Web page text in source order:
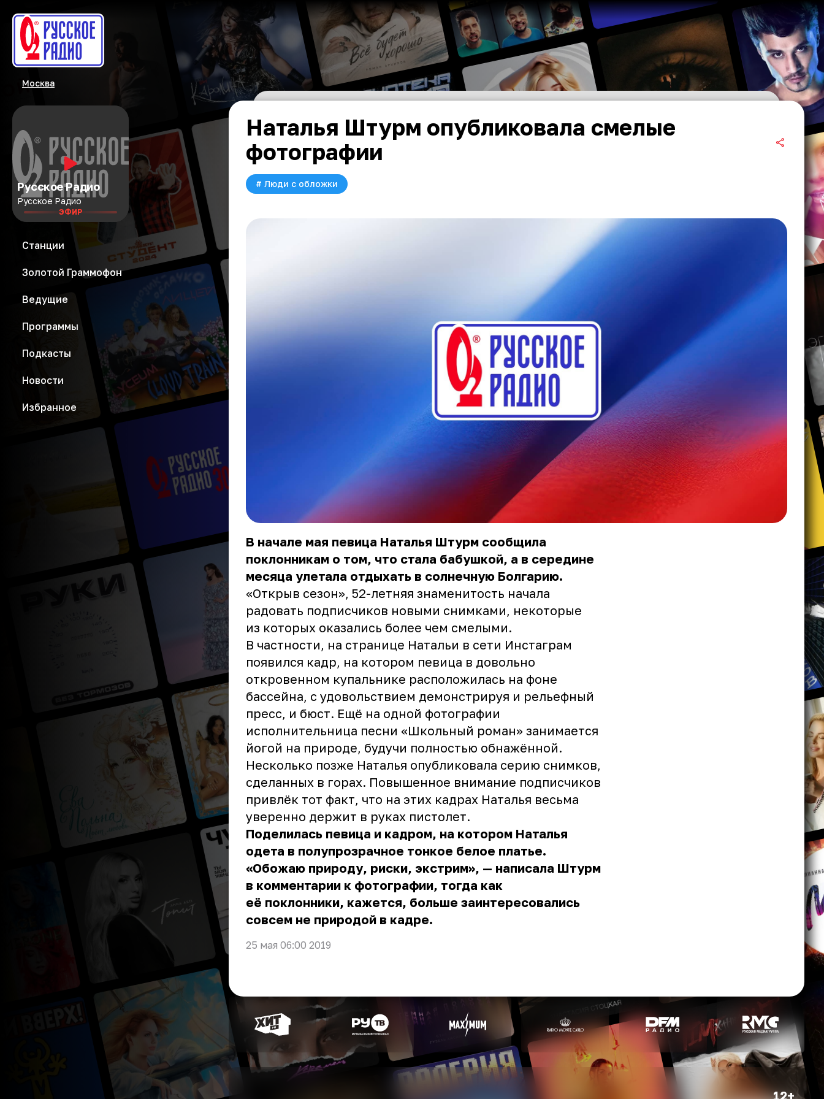
Москва
Русское Радио
Русское Радио
ЭФИР
Станции
Золотой Граммофон
Ведущие
Программы
Подкасты
Новости
Избранное
Наталья Штурм опубликовала смелые
фотографии
# Люди с обложки
В начале мая певица Наталья Штурм сообщила
поклонникам о том, что стала бабушкой, а в середине
месяца улетала отдыхать в солнечную Болгарию.
«Открыв сезон», 52-летняя знаменитость начала
радовать подписчиков новыми снимками, некоторые
из которых оказались более чем смелыми.
В частности, на странице Натальи в сети Инстаграм
появился кадр, на котором певица в довольно
откровенном купальнике расположилась на фоне
бассейна, с удовольствием демонстрируя и рельефный
пресс, и бюст. Ещё на одной фотографии
исполнительница песни «Школьный роман» занимается
йогой на природе, будучи полностью обнажённой.
Несколько позже Наталья опубликовала серию снимков,
сделанных в горах. Повышенное внимание подписчиков
привлёк тот факт, что на этих кадрах Наталья весьма
уверенно держит в руках пистолет.
Поделилась певица и кадром, на котором Наталья
одета в полупрозрачное тонкое белое платье.
«Обожаю природу, риски, экстрим», — написала Штурм
в комментарии к фотографии, тогда как
её поклонники, кажется, больше заинтересовались
совсем не природой в кадре.
25 мая 06:00 2019
12+